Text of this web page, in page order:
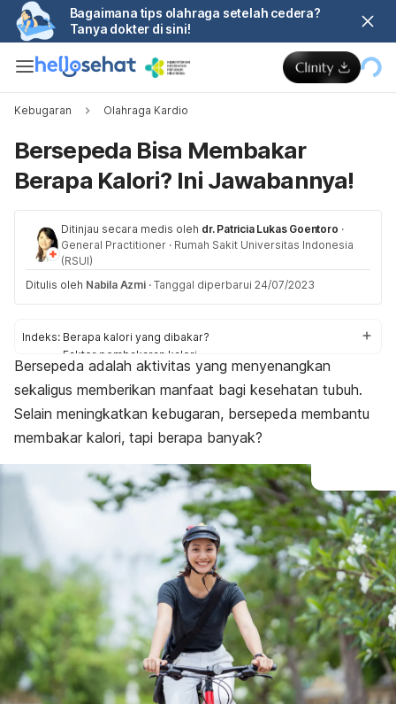
Bagaimana tips olahraga setelah cedera?
Tanya dokter di sini!
Kebugaran Olahraga Kardio
Bersepeda Bisa Membakar
Berapa Kalori? Ini Jawabannya!
Ditinjau secara medis oleh dr. Patricia Lukas Goentoro ·
General Practitioner · Rumah Sakit Universitas Indonesia
(RSUI)
Ditulis oleh Nabila Azmi · Tanggal diperbarui 24/07/2023
Indeks: Berapa kalori yang dibakar?
Faktor pembakaran kalori
Tips
Bersepeda adalah aktivitas yang menyenangkan
sekaligus memberikan manfaat bagi kesehatan tubuh.
Selain meningkatkan kebugaran, bersepeda membantu
membakar kalori, tapi berapa banyak?